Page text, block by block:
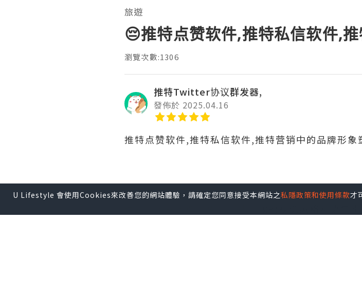
旅遊
😔推特点赞软件,推特私信软件,
瀏覽次數:1306
推特Twitter协议群发器,
發佈於 2025.04.16
推特点赞软件,推特私信软件,推特营销中的品牌形象
在推特营销中，品牌形象至关重要。通过分享高质
U Lifestyle 會使用Cookies來改善您的網站體驗，請確定您同意接受本網站之私隱政策和使用條款才